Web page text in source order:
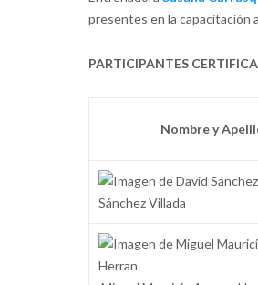
presentes en la capacitación
PARTICIPANTES
Nombre y
Sánchez Villada